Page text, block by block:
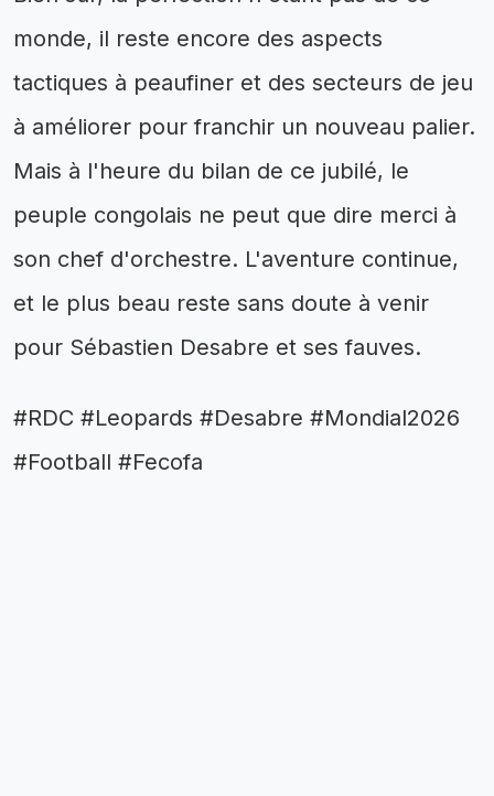
monde, il reste encore des aspects
tactiques à peaufiner et des secteurs de jeu
à améliorer pour franchir un nouveau palier.
Mais à l'heure du bilan de ce jubilé, le
peuple congolais ne peut que dire merci à
son chef d'orchestre. L'aventure continue,
et le plus beau reste sans doute à venir
pour Sébastien Desabre et ses fauves.
#RDC #Leopards #Desabre #Mondial2026
#Football #Fecofa